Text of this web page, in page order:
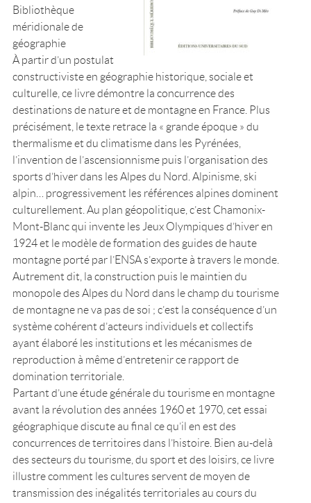
Bibliothèque
méridionale de
géographie
À partir d’un postulat
constructiviste en géographie historique, sociale et
culturelle, ce livre démontre la concurrence des
destinations de nature et de montagne en France. Plus
précisément, le texte retrace la « grande époque » du
thermalisme et du climatisme dans les Pyrénées,
l’invention de l’ascensionnisme puis l’organisation des
sports d’hiver dans les Alpes du Nord. Alpinisme, ski
alpin… progressivement les références alpines dominent
culturellement. Au plan géopolitique, c’est Chamonix-
Mont-Blanc qui invente les Jeux Olympiques d’hiver en
1924 et le modèle de formation des guides de haute
montagne porté par l’ENSA s’exporte à travers le monde.
Autrement dit, la construction puis le maintien du
monopole des Alpes du Nord dans le champ du tourisme
de montagne ne va pas de soi ; c’est la conséquence d’un
système cohérent d’acteurs individuels et collectifs
ayant élaboré les institutions et les mécanismes de
reproduction à même d’entretenir ce rapport de
domination territoriale.
Partant d’une étude générale du tourisme en montagne
avant la révolution des années 1960 et 1970, cet essai
géographique discute au final ce qu’il en est des
concurrences de territoires dans l’histoire. Bien au-delà
des secteurs du tourisme, du sport et des loisirs, ce livre
illustre comment les cultures servent de moyen de
transmission des inégalités territoriales au cours du